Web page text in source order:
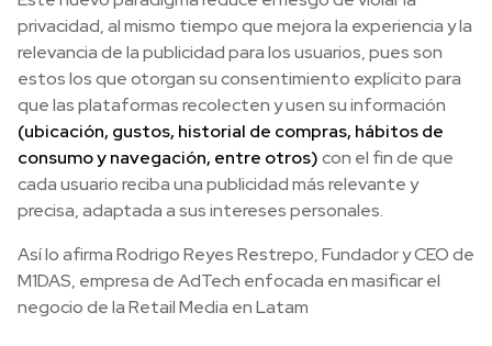
privacidad, al mismo tiempo que mejora la experiencia y la
relevancia de la publicidad para los usuarios, pues son
estos los que otorgan su consentimiento explícito para
que las plataformas recolecten y usen su información
(ubicación, gustos, historial de compras, hábitos de
consumo y navegación, entre otros)con el fin de que
cada usuario reciba una publicidad más relevante y
precisa, adaptada a sus intereses personales.
Así lo afirma Rodrigo Reyes Restrepo, Fundador y CEO de
M1DAS, empresa de AdTech enfocada en masificar el
negocio de la Retail Media en Latam